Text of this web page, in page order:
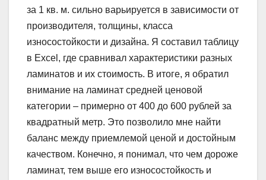
за 1 кв. м. сильно варьируется в зависимости от
производителя, толщины, класса
износостойкости и дизайна. Я составил таблицу
в Excel, где сравнивал характеристики разных
ламинатов и их стоимость. В итоге, я обратил
внимание на ламинат средней ценовой
категории – примерно от 400 до 600 рублей за
квадратный метр. Это позволило мне найти
баланс между приемлемой ценой и достойным
качеством. Конечно, я понимал, что чем дороже
ламинат, тем выше его износостойкость и